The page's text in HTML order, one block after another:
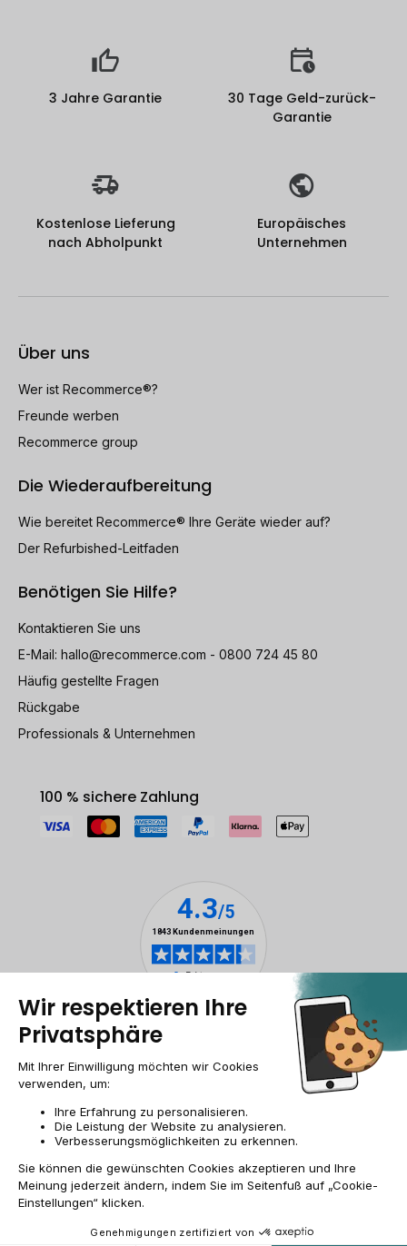
3 Jahre Garantie
30 Tage Geld-zurück-
Garantie
Kostenlose Lieferung
nach Abholpunkt
Europäisches
Unternehmen
Über uns
Wer ist Recommerce®?
Freunde werben
Recommerce group
Die Wiederaufbereitung
Wie bereitet Recommerce® Ihre Geräte wieder auf?
Der Refurbished-Leitfaden
Benötigen Sie Hilfe?
Kontaktieren Sie uns
E-Mail: hallo@recommerce.com - 0800 724 45 80
Häufig gestellte Fragen
Rückgabe
Professionals & Unternehmen
100 % sichere Zahlung
Impressum & ANB Allgemeine GeschäftsbedingungenCookies
Personenbezogener datenBarrierefreiheit
© 2009-2026 RECOMMERCE - Alle Rechte vorbehalten.